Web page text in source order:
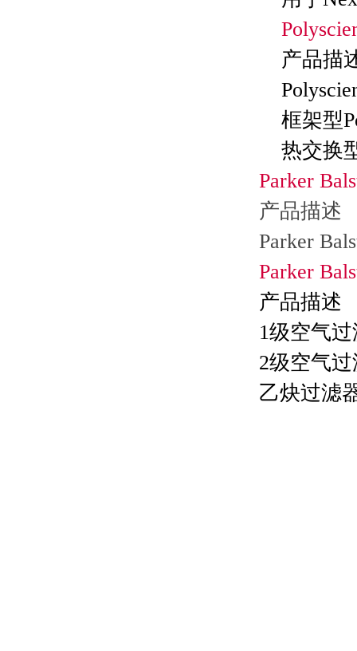
产品描
框架
热
Parker
产
Parker
Parker
产品
1级空
2级空
乙炔